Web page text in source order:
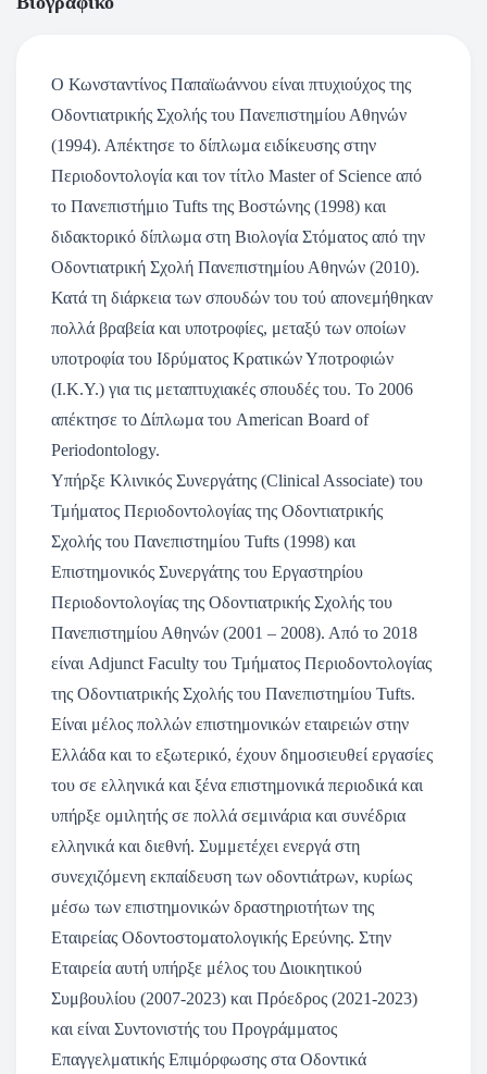
Ο Κωνσταντίνος Παπαϊωάννου είναι πτυχιούχος της
Οδοντιατρικής Σχολής του Πανεπιστημίου Αθηνών
(1994). Απέκτησε το δίπλωμα ειδίκευσης στην
Περιοδοντολογία και τον τίτλο Master of Science από
το Πανεπιστήμιο Tufts της Βοστώνης (1998) και
διδακτορικό δίπλωμα στη Βιολογία Στόματος από την
Οδοντιατρική Σχολή Πανεπιστημίου Αθηνών (2010).
Κατά τη διάρκεια των σπουδών του τού απονεμήθηκαν
πολλά βραβεία και υποτροφίες, μεταξύ των οποίων
υποτροφία του Ιδρύματος Κρατικών Υποτροφιών
(Ι.Κ.Υ.) για τις μεταπτυχιακές σπουδές του. Το 2006
απέκτησε το Δίπλωμα του American Board of
Periodontology.
Υπήρξε Κλινικός Συνεργάτης (Clinical Associate) του
Τμήματος Περιοδοντολογίας της Οδοντιατρικής
Σχολής του Πανεπιστημίου Tufts (1998) και
Επιστημονικός Συνεργάτης του Εργαστηρίου
Περιοδοντολογίας της Οδοντιατρικής Σχολής του
Πανεπιστημίου Αθηνών (2001 – 2008). Από το 2018
είναι Adjunct Faculty του Τμήματος Περιοδοντολογίας
της Οδοντιατρικής Σχολής του Πανεπιστημίου Tufts.
Είναι μέλος πολλών επιστημονικών εταιρειών στην
Ελλάδα και το εξωτερικό, έχουν δημοσιευθεί εργασίες
του σε ελληνικά και ξένα επιστημονικά περιοδικά και
υπήρξε ομιλητής σε πολλά σεμινάρια και συνέδρια
ελληνικά και διεθνή. Συμμετέχει ενεργά στη
συνεχιζόμενη εκπαίδευση των οδοντιάτρων, κυρίως
μέσω των επιστημονικών δραστηριοτήτων της
Εταιρείας Οδοντοστοματολογικής Ερεύνης. Στην
Εταιρεία αυτή υπήρξε μέλος του Διοικητικού
Συμβουλίου (2007-2023) και Πρόεδρος (2021-2023)
και είναι Συντονιστής του Προγράμματος
Επαγγελματικής Επιμόρφωσης στα Οδοντικά